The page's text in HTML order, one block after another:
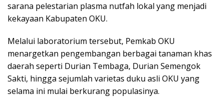
sarana pelestarian plasma nutfah lokal yang menjadi
kekayaan Kabupaten OKU.
Melalui laboratorium tersebut, Pemkab OKU
menargetkan pengembangan berbagai tanaman khas
daerah seperti Durian Tembaga, Durian Semengok
Sakti, hingga sejumlah varietas duku asli OKU yang
selama ini mulai berkurang populasinya.